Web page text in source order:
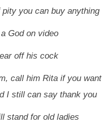
you can buy anything
God on video
off his cock
call him Rita if you want
I still can say thank you
stand for old ladies